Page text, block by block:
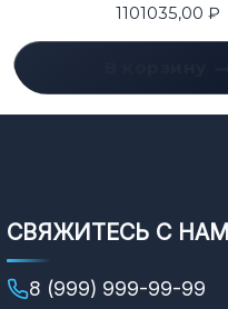
1101035,00₽
СВЯЖИТЕСЬ С
8 (999) 999-99-99